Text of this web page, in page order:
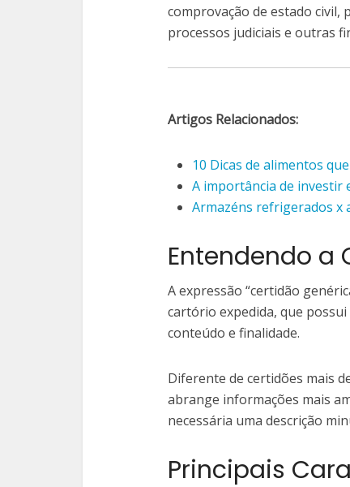
comprovação de estado civil,
processos judiciais e outras
Artigos Relacionados:
10 Dicas de alimentos
A importância de investir
Armazéns refrigerados x
Entendendo a
A expressão “certidão
cartório expedida, que
conteúdo e finalidade.
Diferente de certidões mais
abrange informações mais
necessária uma descrição
Principais